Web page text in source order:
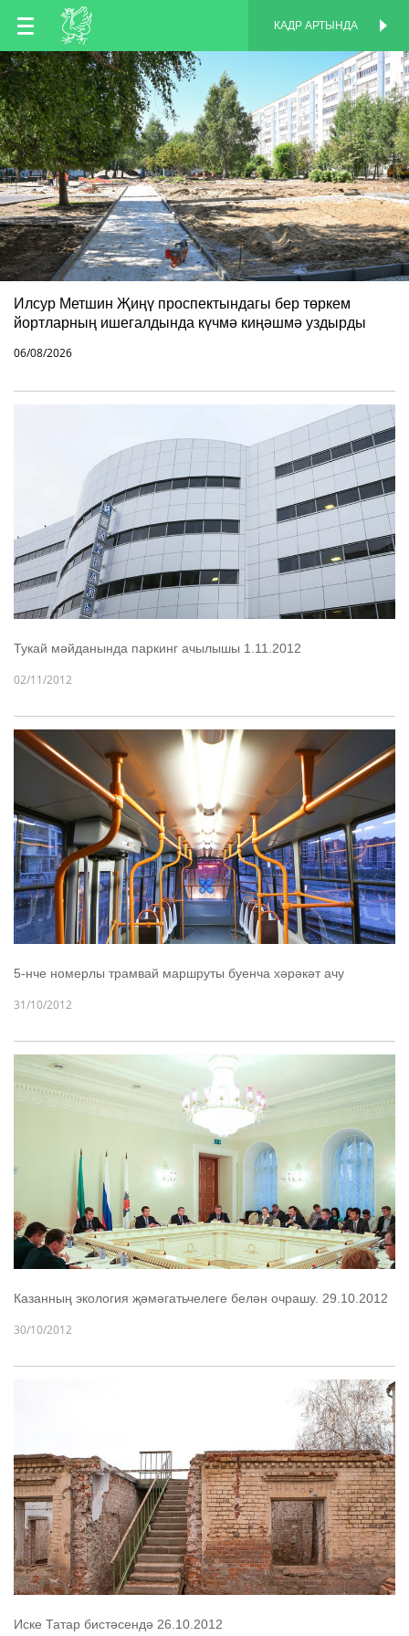
TT
EN
RU
КАДР АРТЫНДА
Илсур Метшин Җиңү проспектындагы бер төркем
йортларның ишегалдында күчмә киңәшмә уздырды
06/08/2026
Тукай мәйданында паркинг ачылышы 1.11.2012
02/11/2012
5-нче номерлы трамвай маршруты буенча хәрәкәт ачу
31/10/2012
Казанның экология җәмәгатьчелеге белән очрашу. 29.10.2012
30/10/2012
Иске Татар бистәсендә 26.10.2012
КАДР АРТЫНДА